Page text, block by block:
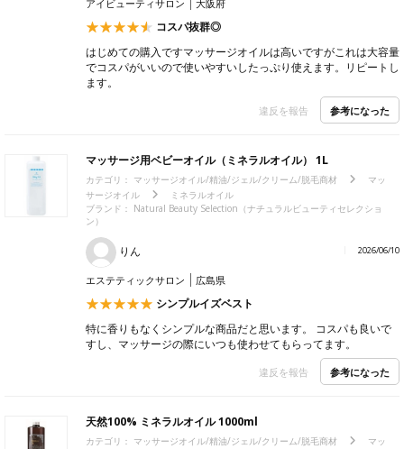
アイビューティサロン 大阪府
コスパ抜群◎
はじめての購入ですマッサージオイルは高いですがこれは大容量
でコスパがいいので使いやすいしたっぷり使えます。リピートし
ます。
違反を報告 参考になった
マッサージ用ベビーオイル（ミネラルオイル） 1L
カテゴリ： マッサージオイル/精油/ジェル/クリーム/脱毛商材
マッ
サージオイル
ミネラルオイル
ブランド： Natural Beauty Selection（ナチュラルビューティセレクショ
ン）
りん 2026/06/10
エステティックサロン 広島県
シンプルイズベスト
特に香りもなくシンプルな商品だと思います。 コスパも良いで
すし、マッサージの際にいつも使わせてもらってます。
違反を報告 参考になった
天然100% ミネラルオイル 1000ml
カテゴリ： マッサージオイル/精油/ジェル/クリーム/脱毛商材
マッ